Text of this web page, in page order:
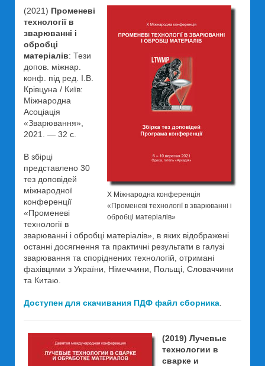
X Міжнародна конференція
«Променеві технології в зварюванні і
обробці матеріалів»
(2021) Променеві
технології в
зварюванні і
обробці
матеріалів: Тези
допов. міжнар.
конф. під ред. І.В.
Крівцуна / Київ:
Міжнародна
Асоціація
«Зварювання»,
2021. — 32 с.
В збірці
представлено 30
тез доповідей
міжнародної
конференції
«Променеві
технології в
зварюванні і обробці матеріалів», в яких відображені
останні досягнення та практичні результати в галузі
зварювання та споріднених технологій, отримані
фахівцями з України, Німеччини, Польщі, Словаччини
та Китаю.
Доступен для скачивания ПДФ файл сборника
(2019) Лучевые
технологии в
сварке и